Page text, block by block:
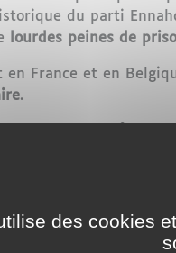
du parti
lourdes peines de
en France et en
.
tension
internationaux
ont été condamnées.
des cookies